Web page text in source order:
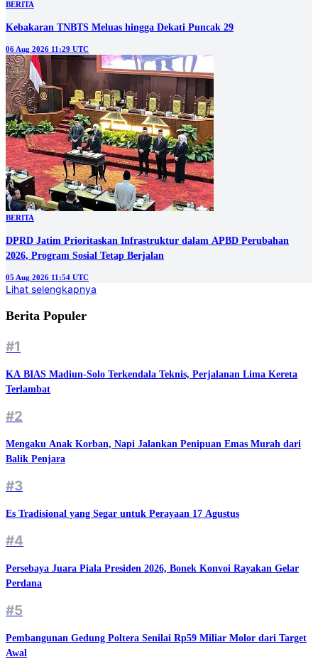
BERITA
Kebakaran TNBTS Meluas hingga Dekati Puncak 29
06 Aug 2026 11:29 UTC
BERITA
DPRD Jatim Prioritaskan Infrastruktur dalam APBD Perubahan
2026, Program Sosial Tetap Berjalan
05 Aug 2026 11:54 UTC
Lihat selengkapnya
Berita Populer
#1
KA BIAS Madiun-Solo Terkendala Teknis, Perjalanan Lima Kereta
Terlambat
#2
Mengaku Anak Korban, Napi Jalankan Penipuan Emas Murah dari
Balik Penjara
#3
Es Tradisional yang Segar untuk Perayaan 17 Agustus
#4
Persebaya Juara Piala Presiden 2026, Bonek Konvoi Rayakan Gelar
Perdana
#5
Pembangunan Gedung Poltera Senilai Rp59 Miliar Molor dari Target
Awal